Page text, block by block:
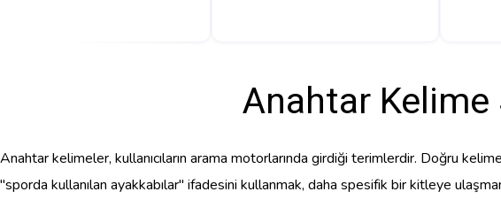
Anahtar Kelime
Anahtar kelimeler, kullanıcıların arama motorlarında girdiği terimlerdir. Doğru
"sporda kullanılan ayakkabılar" ifadesini kullanmak, daha spesifik bir kitleye